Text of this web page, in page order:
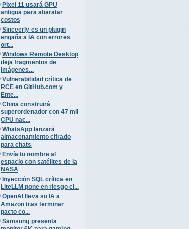
Pixel 11 usará GPU
antigua para abaratar
costos
Sinceerly es un plugin
engaña a IA con errores
ort...
Windows Remote Desktop
deja fragmentos de
imágenes...
Vulnerabilidad crítica de
RCE en GitHub.com y
Ente...
China construirá
superordenador con 47 mil
CPU nac...
WhatsApp lanzará
almacenamiento cifrado
para chats
Envía tu nombre al
espacio con satélites de la
NASA
Inyección SQL crítica en
LiteLLM pone en riesgo cl...
OpenAI lleva su IA a
Amazon tras terminar
pacto co...
Samsung presenta